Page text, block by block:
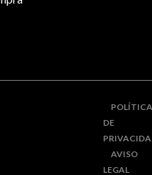
DE
AVISO
LEGAL